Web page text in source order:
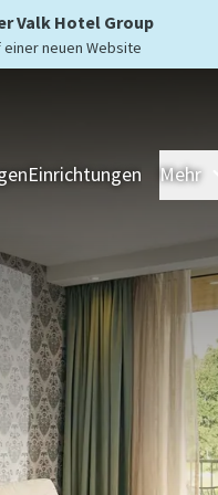
Valk Hotel Group
neuen Website
Einrichtungen Mehr